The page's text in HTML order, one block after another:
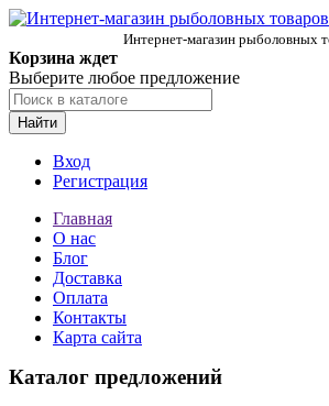
Интернет-магазин рыболовных
Корзина ждет
Выберите любое предложение
Найти
Вход
Регистрация
Главная
О нас
Блог
Доставка
Оплата
Контакты
Карта сайта
Каталог предложений